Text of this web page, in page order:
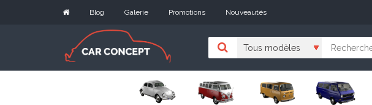
Blog Galerie Promotions Nouveautés